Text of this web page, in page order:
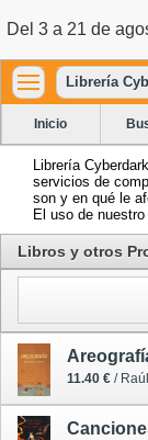
Del 3 a 21 de
Librería
Inicio
Librería
servicios de
son y en qué le
El uso de
Libros y otros
11.40 € /